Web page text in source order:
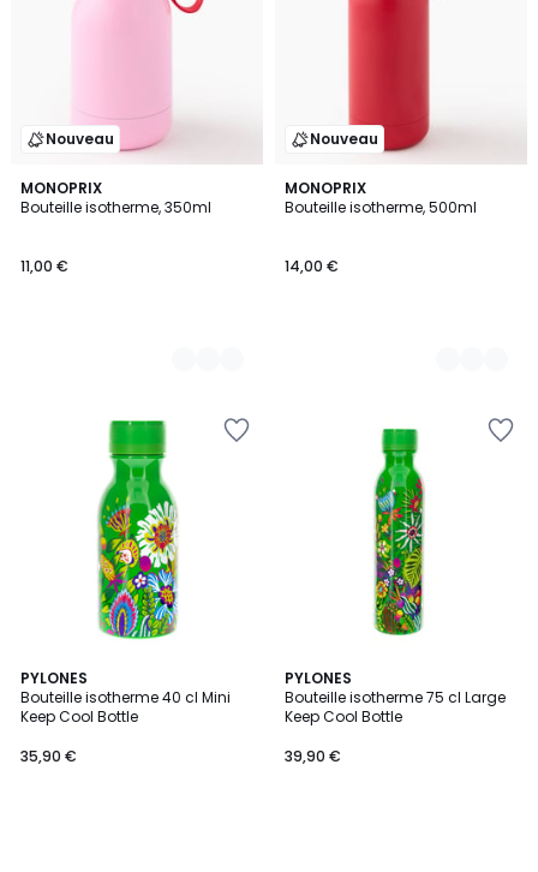
Nouveau
MONOPRIX
Bouteille isotherme, 350ml
11,00 €
2
Couleurs
Nouveau
MONOPRIX
Bouteille isotherme, 500ml
14,00 €
2
Couleurs
PYLONES
Bouteille isotherme 40 cl Mini
Keep Cool Bottle
35,90 €
PYLONES
Bouteille isotherme 75 cl Large
Keep Cool Bottle
39,90 €